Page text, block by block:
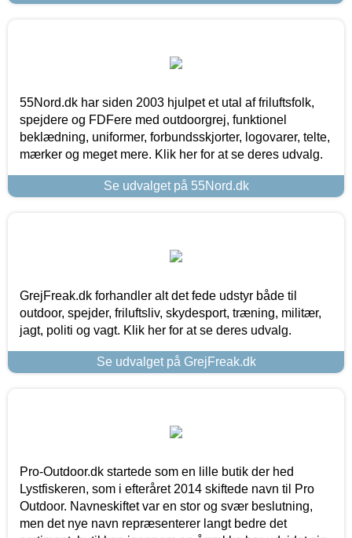
55Nord.dk har siden 2003 hjulpet et utal af friluftsfolk,
spejdere og FDFere med outdoorgrej, funktionel
beklædning, uniformer, forbundsskjorter, logovarer, telte,
mærker og meget mere. Klik her for at se deres udvalg.
Se udvalget på 55Nord.dk
GrejFreak.dk forhandler alt det fede udstyr både til
outdoor, spejder, friluftsliv, skydesport, træning, militær,
jagt, politi og vagt. Klik her for at se deres udvalg.
Se udvalget på GrejFreak.dk
Pro-Outdoor.dk startede som en lille butik der hed
Lystfiskeren, som i efteråret 2014 skiftede navn til Pro
Outdoor. Navneskiftet var en stor og svær beslutning,
men det nye navn repræsenterer langt bedre det